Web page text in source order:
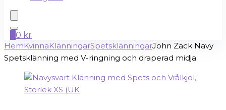
0 kr
HemKvinnaKlänningarSpetsklänningarJohn Zack Navy
Spetsklänning med V-ringning och draperad midja